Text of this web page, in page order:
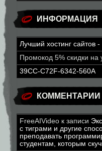
ИНФОРМАЦИЯ
Лучший хостинг сайтов -
Промокод 5% скидки на
39CC-C72F-6342-560A
КОММЕНТАРИИ
FreeAIVideo к записи
с тиграми и другие
преподавать
студентам, которым